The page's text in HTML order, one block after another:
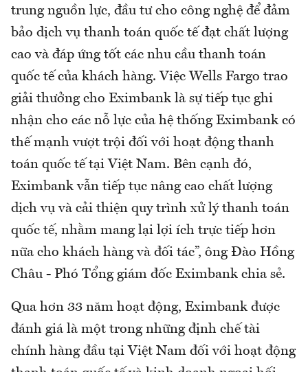
trung nguồn lực, đầu tư cho công nghệ để đảm
bảo dịch vụ thanh toán quốc tế đạt chất lượng
cao và đáp ứng tốt các nhu cầu thanh toán
quốc tế của khách hàng. Việc Wells Fargo trao
giải thưởng cho Eximbank là sự tiếp tục ghi
nhận cho các nỗ lực của hệ thống Eximbank có
thế mạnh vượt trội đối với hoạt động thanh
toán quốc tế tại Việt Nam. Bên cạnh đó,
Eximbank vẫn tiếp tục nâng cao chất lượng
dịch vụ và cải thiện quy trình xử lý thanh toán
quốc tế, nhằm mang lại lợi ích trực tiếp hơn
nữa cho khách hàng và đối tác”, ông Đào Hồng
Châu - Phó Tổng giám đốc Eximbank chia sẻ.
Qua hơn 33 năm hoạt động, Eximbank được
đánh giá là một trong những định chế tài
chính hàng đầu tại Việt Nam đối với hoạt động